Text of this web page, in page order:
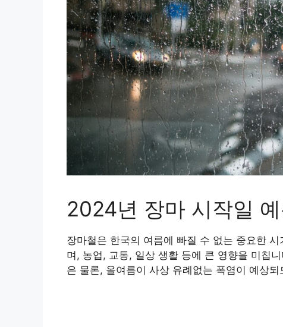
2024년 장마 시작일
장마철은 한국의 여름에 빠질 수 없는 중요한
며, 농업, 교통, 일상 생활 등에 큰 영향을 미칩
은 물론, 올여름이 사상 유례없는 폭염이 예상